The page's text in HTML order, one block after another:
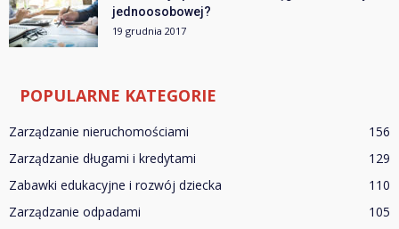
jednoosobowej?
19 grudnia 2017
POPULARNE KATEGORIE
Zarządzanie nieruchomościami
156
Zarządzanie długami i kredytami
129
Zabawki edukacyjne i rozwój dziecka
110
Zarządzanie odpadami
105